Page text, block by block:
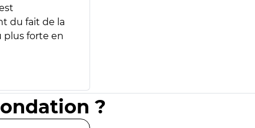
du fait de la
plus forte en
?